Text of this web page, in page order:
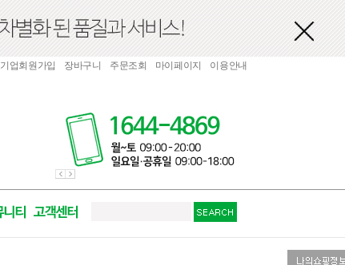
기업회원가입 장바구니 주문조회 마이페이지 이용안내